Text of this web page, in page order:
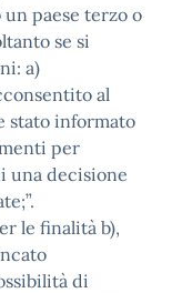
paese terzo o
se si
a)
al
stato informato
per
una decisione
le finalità b),
di